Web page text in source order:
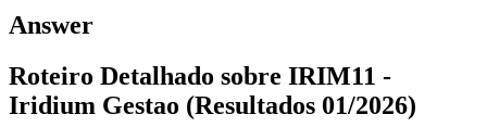
Answer
Roteiro Detalhado sobre IRIM11 -
Iridium Gestao (Resultados 01/2026)